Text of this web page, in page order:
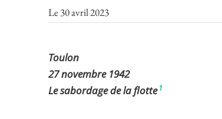
Le 30 avril 2023
Toulon
27 novembre 1942
Le sabordage de la flotte 1